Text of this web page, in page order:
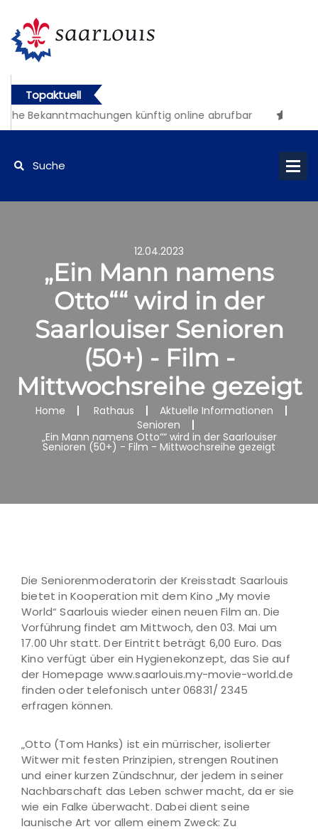
Topaktuell
Bekanntmachungen künftig online abrufbar
12.04.2023
„Ein Mann namens
Otto““ wird in der
Saarlouiser Senioren
(50+) - Film -
Mittwochsreihe gezeigt
Home Rathaus
Aktuelle Informationen
Senioren
„Ein Mann namens Otto““ wird in der Saarlouiser
Senioren (50+) - Film - Mittwochsreihe gezeigt
Die Seniorenmoderatorin der Kreisstadt Saarlouis
bietet in Kooperation mit dem Kino „My movie
World“ Saarlouis wieder einen neuen Film an. Die
Vorführung findet am Mittwoch, den 03. Mai um
17.00 Uhr statt. Der Eintritt beträgt 6,00 Euro. Das
Kino verfügt über ein Hygienekonzept, das Sie auf
der Homepage www.saarlouis.my-movie-world.de
finden oder telefonisch unter 06831/ 2345
erfragen können.
„Otto (Tom Hanks) ist ein mürrischer, isolierter
Witwer mit festen Prinzipien, strengen Routinen
und einer kurzen Zündschnur, der jedem in seiner
Nachbarschaft das Leben schwer macht, da er sie
wie ein Falke überwacht. Dabei dient seine
launische Art vor allem einem Zweck: Zu